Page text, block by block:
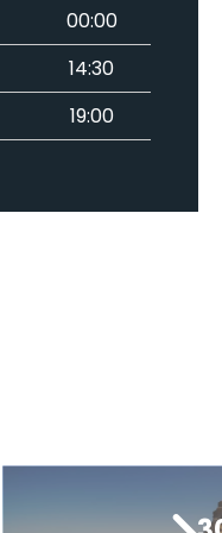
00:00
14:30
19:00
16:30